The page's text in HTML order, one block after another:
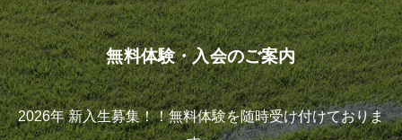
無料体験・入会のご案内
2026年 新入生募集！！無料体験を随時受け付けておりま